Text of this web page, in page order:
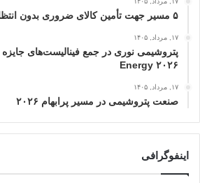
۵ مسیر جهت تأمین کالای ضروری بدون انتظار برای ساخت بندر جدید
۱۷, مرداد, ۱۴۰۵
Energy ۲۰۲۶
۱۷, مرداد, ۱۴۰۵
صنعت پتروشیمی در مسیر پرابهام ۲۰۲۶
اینفوگرافی